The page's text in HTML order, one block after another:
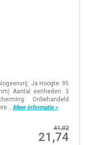
Ja Hoogte: 95
Aantal eenheden: 3
Onbehandeld
Meer informatie »
41,02
21,74